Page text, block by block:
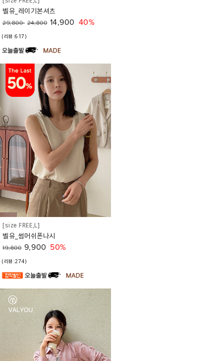
벨유_레이기본셔츠
29,800 24,800 14,900 40%
(리뷰:617)
[size FREE,L]
벨유_썸머쉬폰나시
19,800 9,900 50%
(리뷰:274)